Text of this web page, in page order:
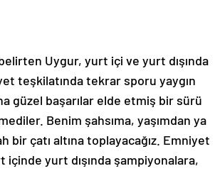
Uygur, yurt içi ve yurt dışında
teşkilatında tekrar sporu yaygın
güzel başarılar elde etmiş bir sürü
Benim şahsıma, yaşımdan ya
çatı altına toplayacağız. Emniyet
yurt dışında şampiyonalara,